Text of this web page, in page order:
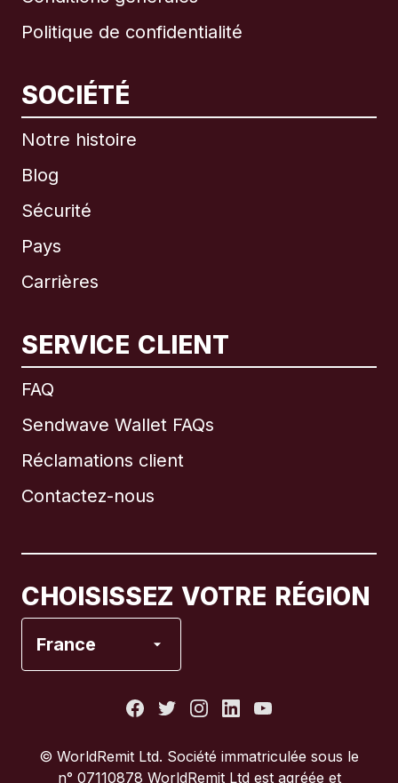
Politique de confidentialité
SOCIÉTÉ
Notre histoire
Blog
Sécurité
Pays
Carrières
SERVICE CLIENT
FAQ
Sendwave Wallet FAQs
Réclamations client
Contactez-nous
CHOISISSEZ VOTRE RÉGION
France
International English
Brésil
© WorldRemit Ltd. Société immatriculée sous le
n° 07110878 WorldRemit Ltd est agréée et